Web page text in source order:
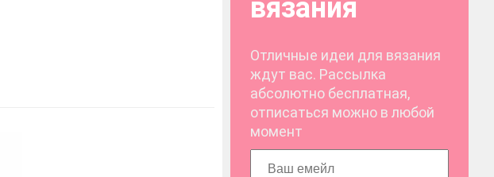
вязания
Отличные идеи для вязания
ждут вас. Рассылка
абсолютно бесплатная,
отписаться можно в любой
момент